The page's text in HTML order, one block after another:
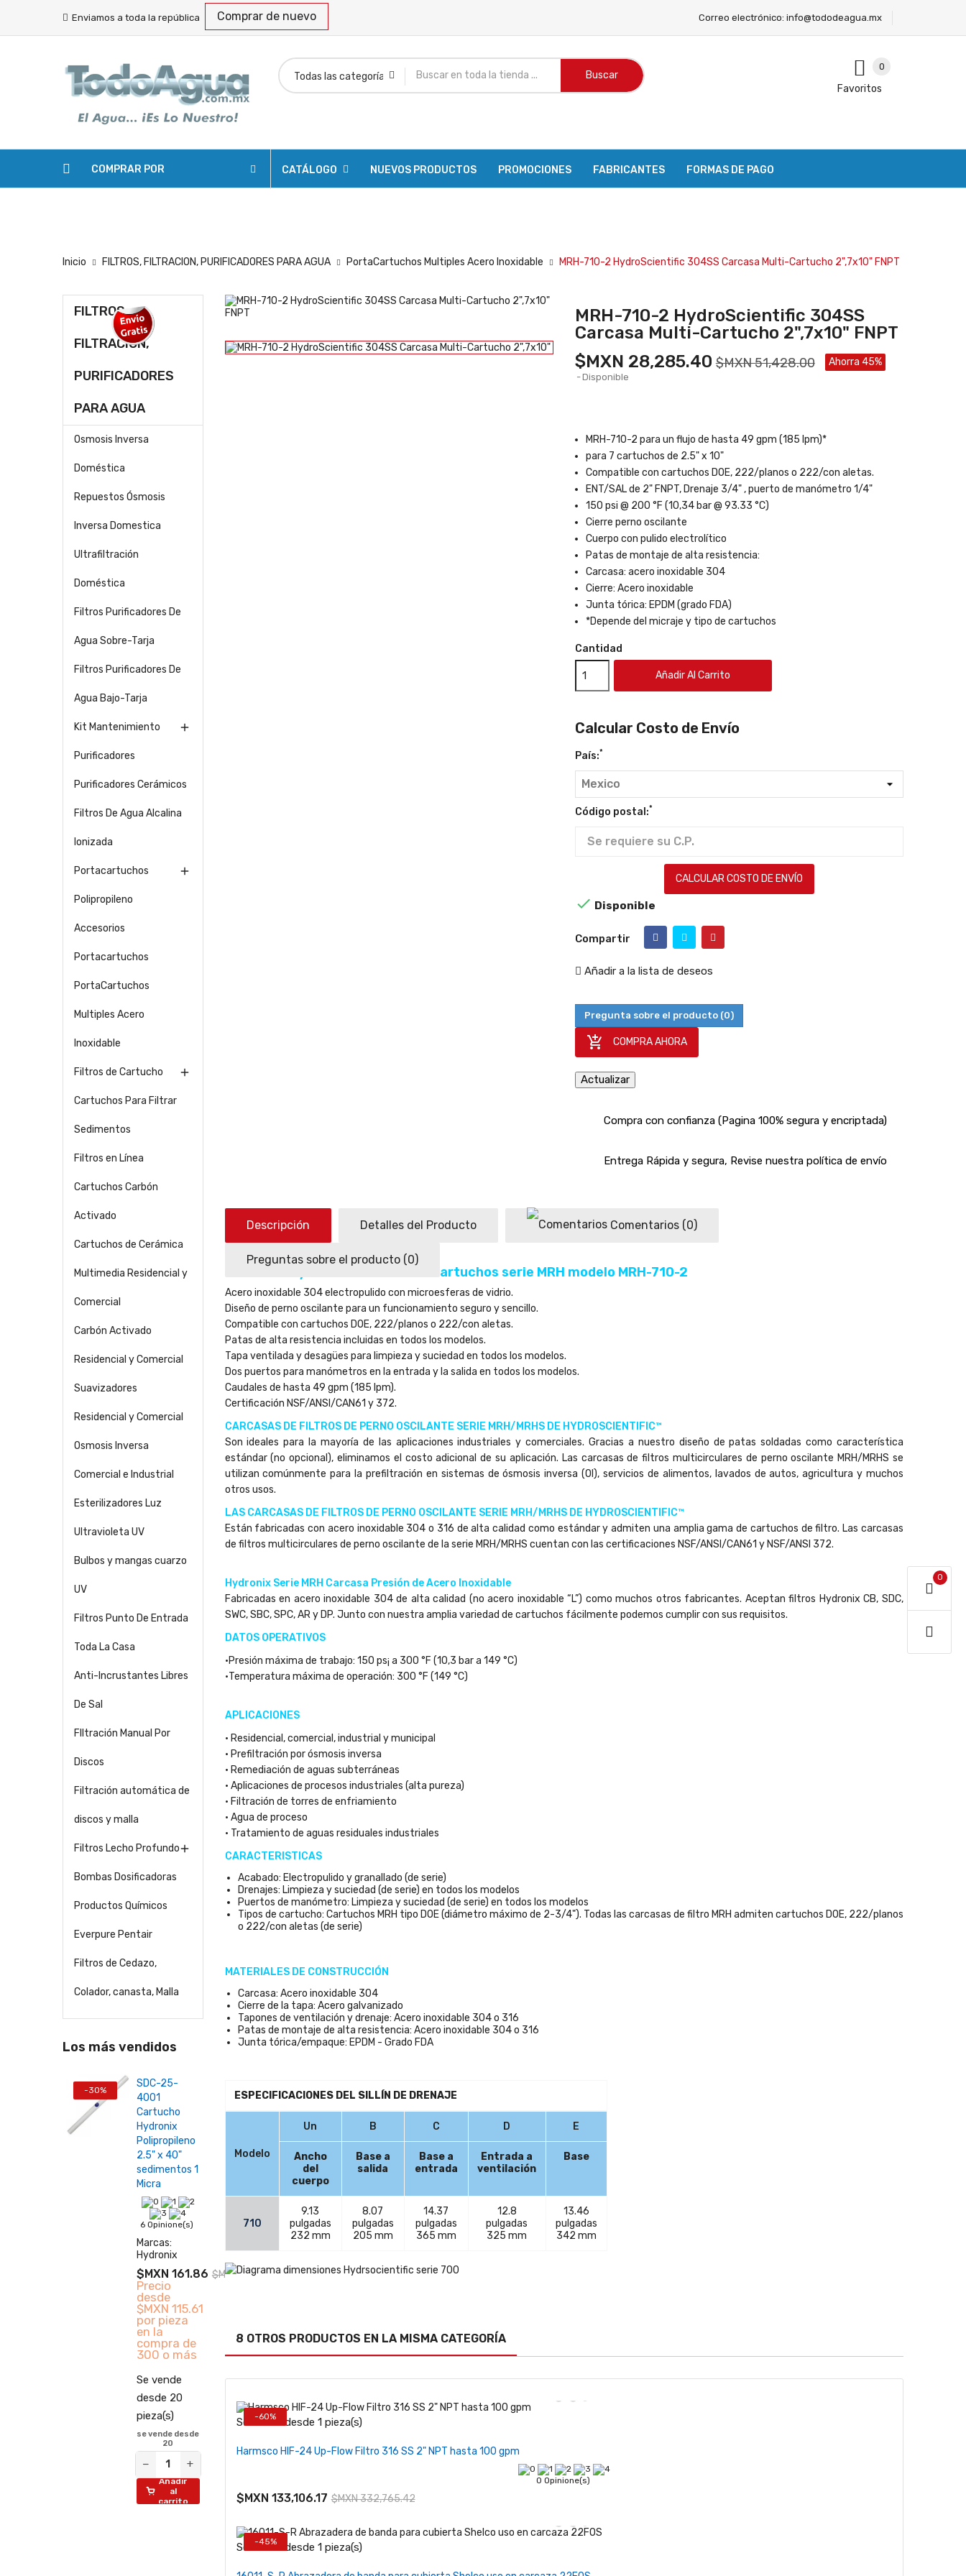
Enviamos a toda la república Comprar de nuevo Correo electrónico: info@tododeagua.mx
Buscar
0
Favoritos
COMPRAR POR CATÁLOGO NUEVOS PRODUCTOS PROMOCIONES FABRICANTES FORMAS DE PAGO
Inicio FILTROS, FILTRACION, PURIFICADORES PARA AGUA PortaCartuchos Multiples Acero Inoxidable MRH-710-2 HydroScientific 304SS Carcasa Multi-Cartucho 2",7x10" FNPT
FILTROS,
FILTRACION,
PURIFICADORES
PARA AGUA
Osmosis Inversa
Doméstica
Repuestos Ósmosis
Inversa Domestica
Ultrafiltración
Doméstica
Filtros Purificadores De
Agua Sobre-Tarja
Filtros Purificadores De
Agua Bajo-Tarja
Kit Mantenimiento
Purificadores

Purificadores Cerámicos
Filtros De Agua Alcalina
Ionizada
Portacartuchos
Polipropileno

Accesorios
Portacartuchos
PortaCartuchos
Multiples Acero
Inoxidable
Filtros de Cartucho 
Cartuchos Para Filtrar
Sedimentos
Filtros en Línea
Cartuchos Carbón
Activado
Cartuchos de Cerámica
Multimedia Residencial y
Comercial
Carbón Activado
Residencial y Comercial
Suavizadores
Residencial y Comercial
Osmosis Inversa
Comercial e Industrial
Esterilizadores Luz
Ultravioleta UV
Bulbos y mangas cuarzo
UV
Filtros Punto De Entrada
Toda La Casa
Anti-Incrustantes Libres
De Sal
FIltración Manual Por
Discos
Filtración automática de
discos y malla
Filtros Lecho Profundo
Bombas Dosificadoras
Productos Químicos
Everpure Pentair
Filtros de Cedazo,
Colador, canasta, Malla
Los más vendidos
-30%
SDC-25-
4001
Cartucho
Hydronix
Polipropileno
2.5" x 40"
sedimentos 1
Micra
6 Opinione(s)
Marcas:
Hydronix
$MXN 161.86 $MXN 231.23
Precio
desde
$MXN 115.61
por pieza
en la
compra de
300 o más
Se vende
desde 20
pieza(s)
se vende desde
20
− +
Añadir
al
carrito
MRH-710-2 HydroScientific 304SS
Carcasa Multi-Cartucho 2",7x10" FNPT
$MXN 28,285.40 $MXN 51,428.00 Ahorra 45%
Disponible
MRH-710-2 para un flujo de hasta 49 gpm (185 lpm)*
para 7 cartuchos de 2.5" x 10"
Compatible con cartuchos DOE, 222/planos o 222/con aletas.
ENT/SAL de 2" FNPT, Drenaje 3/4" , puerto de manómetro 1/4"
150 psi @ 200 °F (10,34 bar @ 93.33 °C)
Cierre perno oscilante
Cuerpo con pulido electrolítico
Patas de montaje de alta resistencia:
Carcasa: acero inoxidable 304
Cierre: Acero inoxidable
Junta tórica: EPDM (grado FDA)
*Depende del micraje y tipo de cartuchos
Cantidad
Añadir Al Carrito
Calcular Costo de Envío
País:*
Código postal:*
CALCULAR COSTO DE ENVÍO
 Disponible
Compartir
Añadir a la lista de deseos
Pregunta sobre el producto (0)
 COMPRA AHORA
Compra con confianza (Pagina 100% segura y encriptada)
Entrega Rápida y segura, Revise nuestra política de envío
Descripción Detalles del Producto Comentarios (0)
Preguntas sobre el producto (0)
Carcasas HydroScientific Multi-Cartuchos serie MRH modelo MRH-710-2
Acero inoxidable 304 electropulido con microesferas de vidrio.
Diseño de perno oscilante para un funcionamiento seguro y sencillo.
Compatible con cartuchos DOE, 222/planos o 222/con aletas.
Patas de alta resistencia incluidas en todos los modelos.
Tapa ventilada y desagües para limpieza y suciedad en todos los modelos.
Dos puertos para manómetros en la entrada y la salida en todos los modelos.
Caudales de hasta 49 gpm (185 lpm).
Certificación NSF/ANSI/CAN61 y 372.
CARCASAS DE FILTROS DE PERNO OSCILANTE SERIE MRH/MRHS DE HYDROSCIENTIFIC™
Son ideales para la mayoría de las aplicaciones industriales y comerciales. Gracias a nuestro diseño de patas soldadas como característica
estándar (no opcional), eliminamos el costo adicional de su aplicación. Las carcasas de filtros multicirculares de perno oscilante MRH/MRHS se
utilizan comúnmente para la prefiltración en sistemas de ósmosis inversa (OI), servicios de alimentos, lavados de autos, agricultura y muchos
otros usos.
LAS CARCASAS DE FILTROS DE PERNO OSCILANTE SERIE MRH/MRHS DE HYDROSCIENTIFIC™
Están fabricadas con acero inoxidable 304 o 316 de alta calidad como estándar y admiten una amplia gama de cartuchos de filtro. Las carcasas
de filtros multicirculares de perno oscilante de la serie MRH/MRHS cuentan con las certificaciones NSF/ANSI/CAN61 y NSF/ANSI 372.
Hydronix Serie MRH Carcasa Presión de Acero Inoxidable
Fabricadas en acero inoxidable 304 de alta calidad (no acero inoxidable “L”) como muchos otros fabricantes. Aceptan filtros Hydronix CB, SDC,
SWC, SBC, SPC, AR y DP. Junto con nuestra amplia variedad de cartuchos fácilmente podemos cumplir con sus requisitos.
DATOS OPERATIVOS
•Presión máxima de trabajo: 150 ps¡ a 300 °F (10,3 bar a 149 °C)
•Temperatura máxima de operación: 300 °F (149 °C)
APLICACIONES
• Residencial, comercial, industrial y municipal
• Prefiltración por ósmosis inversa
• Remediación de aguas subterráneas
• Aplicaciones de procesos industriales (alta pureza)
• Filtración de torres de enfriamiento
• Agua de proceso
• Tratamiento de aguas residuales industriales
CARACTERISTICAS
Acabado: Electropulido y granallado (de serie)
Drenajes: Limpieza y suciedad (de serie) en todos los modelos
Puertos de manómetro: Limpieza y suciedad (de serie) en todos los modelos
Tipos de cartucho: Cartuchos MRH tipo DOE (diámetro máximo de 2-3/4"). Todas las carcasas de filtro MRH admiten cartuchos DOE, 222/planos
o 222/con aletas (de serie)
MATERIALES DE CONSTRUCCIÓN
Carcasa: Acero inoxidable 304
Cierre de la tapa: Acero galvanizado
Tapones de ventilación y drenaje: Acero inoxidable 304 o 316
Patas de montaje de alta resistencia: Acero inoxidable 304 o 316
Junta tórica/empaque: EPDM - Grado FDA
ESPECIFICACIONES DEL SILLÍN DE DRENAJE
Modelo
Un B C D E
Ancho
del
cuerpo
Base a
salida
Base a
entrada
Entrada a
ventilación
Base
710
9.13
pulgadas
232 mm
8.07
pulgadas
205 mm
14.37
pulgadas
365 mm
12.8
pulgadas
325 mm
13.46
pulgadas
342 mm
8 OTROS PRODUCTOS EN LA MISMA CATEGORÍA
-60%
Se vende desde 1 pieza(s)
Harmsco HIF-24 Up-Flow Filtro 316 SS 2" NPT hasta 100 gpm
0 Opinione(s)
$MXN 133,106.17 $MXN 332,765.42
-45%
Se vende desde 1 pieza(s)
0